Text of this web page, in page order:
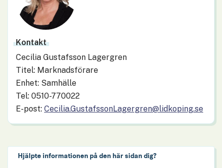
Kontakt
Cecilia Gustafsson Lagergren
Titel: Marknadsförare
Enhet: Samhälle
Tel: 0510-770022
E-post: Cecilia.GustafssonLagergren@lidkoping.se
Hjälpte informationen på den här sidan dig?